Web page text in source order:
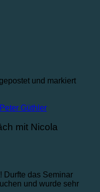
gepostet und markiert
Güthler
mit Nicola
Durfte das Seminar
und wurde sehr